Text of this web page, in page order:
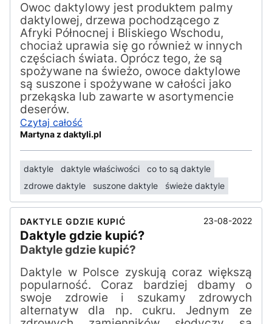
Owoc daktylowy jest produktem palmy
daktylowej, drzewa pochodzącego z
Afryki Północnej i Bliskiego Wschodu,
chociaż uprawia się go również w innych
częściach świata. Oprócz tego, że są
spożywane na świeżo, owoce daktylowe
są suszone i spożywane w całości jako
przekąska lub zawarte w asortymencie
deserów.
Czytaj całość
Martyna z daktyli.pl
daktyle daktyle właściwości
co to są daktyle
zdrowe daktyle
suszone daktyle świeże daktyle
DAKTYLE GDZIE KUPIĆ 23-08-2022
Daktyle gdzie kupić?
Daktyle gdzie kupić?
Daktyle w Polsce zyskują coraz większą
popularność. Coraz bardziej dbamy o
swoje zdrowie i szukamy zdrowych
alternatyw dla np. cukru. Jednym ze